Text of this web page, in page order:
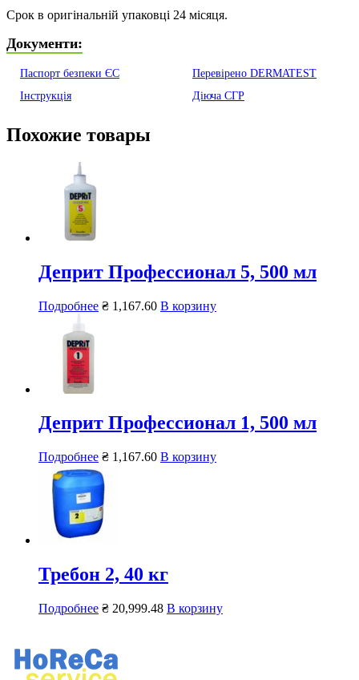
Срок в оригінальній упаковці 24 місяця.
Документи:
Паспорт безпеки ЄС
Перевірено DERMATEST
Інструкція
Діюча СГР
Похожие товары
Деприт Профессионал 5, 500 мл
Подробнее ₴ 1,167.60 В корзину
Деприт Профессионал 1, 500 мл
Подробнее ₴ 1,167.60 В корзину
Требон 2, 40 кг
Подробнее ₴ 20,999.48 В корзину